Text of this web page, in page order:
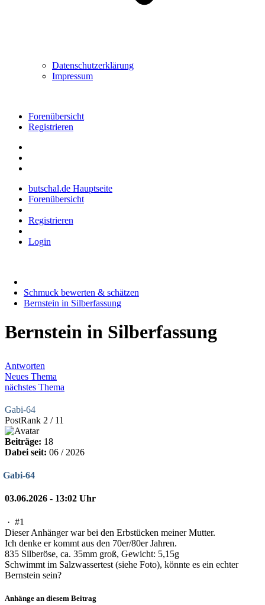
Datenschutzerklärung
Impressum
Forenübersicht
Registrieren
butschal.de Hauptseite
Forenübersicht
Registrieren
Login
Schmuck bewerten & schätzen
Bernstein in Silberfassung
Bernstein in Silberfassung
Antworten
Neues Thema
nächstes Thema
Gabi-64
PostRank 2 / 11
Beiträge: 18
Dabei seit: 06 / 2026
Gabi-64
03.06.2026 - 13:02 Uhr
· #1
Dieser Anhänger war bei den Erbstücken meiner Mutter.
Ich denke er kommt aus den 70er/80er Jahren.
835 Silberöse, ca. 35mm groß, Gewicht: 5,15g
Schwimmt im Salzwassertest (siehe Foto), könnte es ein echter
Bernstein sein?
Anhänge an diesem Beitrag